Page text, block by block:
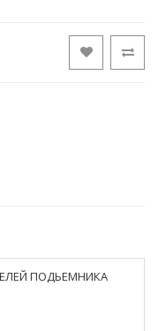
ПОДЬЕМНИКА